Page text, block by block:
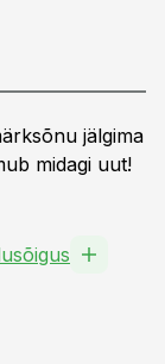
jälgima
midagi uut!